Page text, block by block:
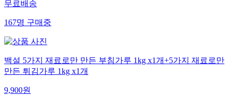
무료배송
167명구매중
백설 5가지 재료로만 만든 부침가루 1kg x1개+5가지 재료로만
만든 튀김가루 1kg x1개
9,900원